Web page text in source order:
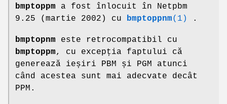
bmptoppm a fost înlocuit în Netpbm
9.25 (martie 2002) cu bmptoppnm(1) .
bmptopnm este retrocompatibil cu
bmptoppm, cu excepția faptului că
generează ieșiri PBM și PGM atunci
când acestea sunt mai adecvate decât
PPM.